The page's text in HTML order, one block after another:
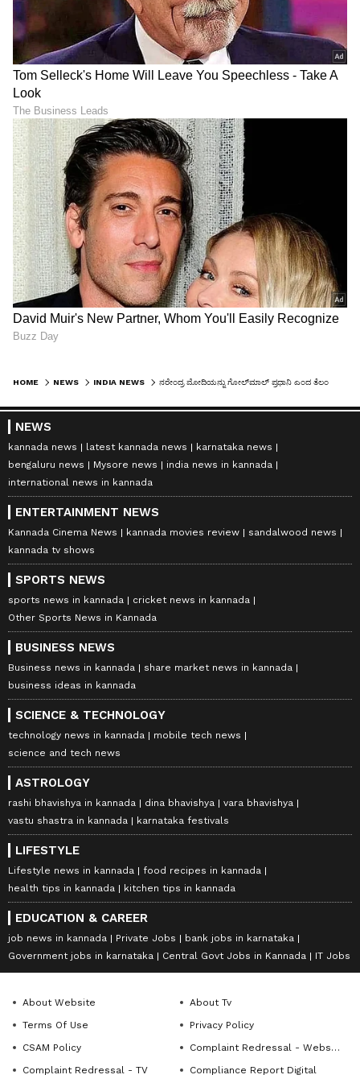
HOME NEWS INDIA NEWS
NEWS
kannada news latest kannada news
karnataka news
bengaluru news
Mysore news
india news in kannada
international news in kannada
ENTERTAINMENT NEWS
Kannada Cinema News kannada movies review
sandalwood news
kannada tv shows
SPORTS NEWS
sports news in kannada
cricket news in kannada
Other Sports News in Kannada
BUSINESS NEWS
Business news in kannada
share market news in kannada
business ideas in kannada
SCIENCE & TECHNOLOGY
technology news in kannada
mobile tech news
science and tech news
ASTROLOGY
rashi bhavishya in kannada dina bhavishya
vara bhavishya
vastu shastra in kannada
karnataka festivals
LIFESTYLE
Lifestyle news in kannada
food recipes in kannada
health tips in kannada
kitchen tips in kannada
EDUCATION & CAREER
job news in kannada Private Jobs
bank jobs in karnataka
Government jobs in karnataka
Central Govt Jobs in Kannada IT Jobs
About Website
About Tv
Terms Of Use
Privacy Policy
CSAM Policy
Complaint Redressal - Website
Complaint Redressal - TV
Compliance Report Digital